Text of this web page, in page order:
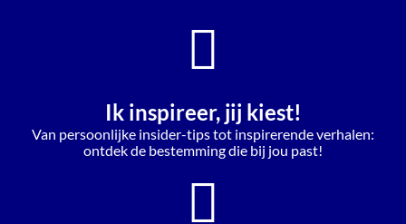
Ik inspireer, jij kiest!
Van persoonlijke insider-tips tot inspirerende verhalen:
ontdek de bestemming die bij jou past!